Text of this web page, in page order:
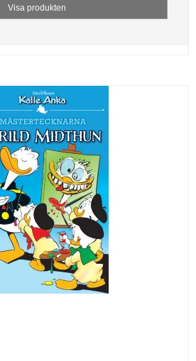
Visa produkten